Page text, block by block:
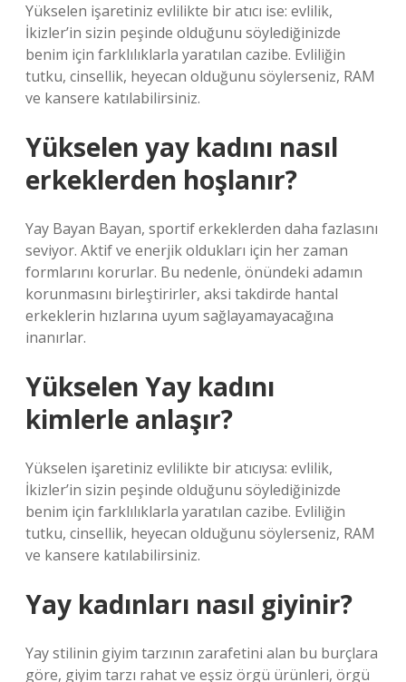
Yükselen işaretiniz evlilikte bir atıcı ise: evlilik,
İkizler’in sizin peşinde olduğunu söylediğinizde
benim için farklılıklarla yaratılan cazibe. Evliliğin
tutku, cinsellik, heyecan olduğunu söylerseniz, RAM
ve kansere katılabilirsiniz.
Yükselen yay kadını nasıl
erkeklerden hoşlanır?
Yay Bayan Bayan, sportif erkeklerden daha fazlasını
seviyor. Aktif ve enerjik oldukları için her zaman
formlarını korurlar. Bu nedenle, önündeki adamın
korunmasını birleştirirler, aksi takdirde hantal
erkeklerin hızlarına uyum sağlayamayacağına
inanırlar.
Yükselen Yay kadını
kimlerle anlaşır?
Yükselen işaretiniz evlilikte bir atıcıysa: evlilik,
İkizler’in sizin peşinde olduğunu söylediğinizde
benim için farklılıklarla yaratılan cazibe. Evliliğin
tutku, cinsellik, heyecan olduğunu söylerseniz, RAM
ve kansere katılabilirsiniz.
Yay kadınları nasıl giyinir?
Yay stilinin giyim tarzının zarafetini alan bu burçlara
göre, giyim tarzı rahat ve eşsiz örgü ürünleri, örgü